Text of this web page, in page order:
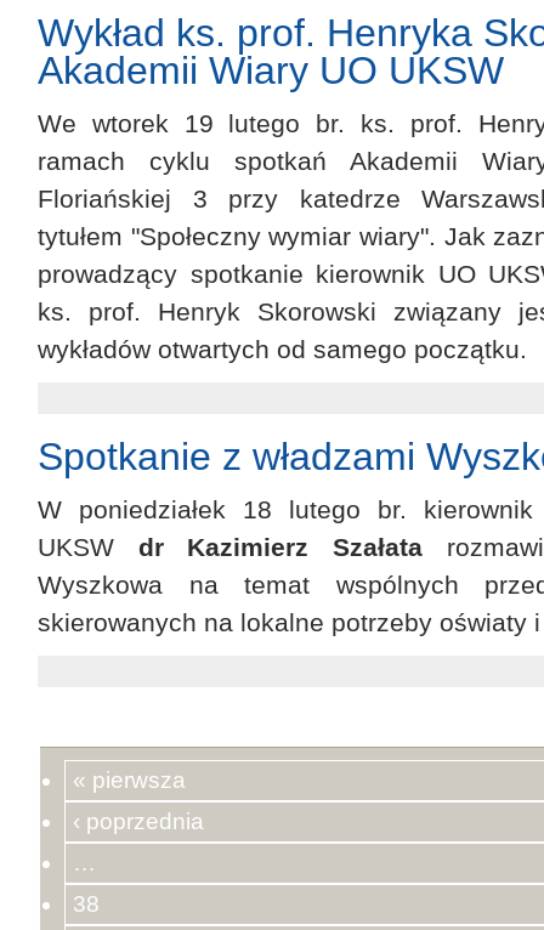
Wykład ks. prof. Henryka
Akademii Wiary UO UKSW
We wtorek 19 lutego br. ks. prof.
ramach cyklu spotkań Akademii
Floriańskiej 3 przy katedrze
tytułem "Społeczny wymiar wiary". Jak
prowadzący spotkanie kierownik UO
ks. prof. Henryk Skorowski związany
wykładów otwartych od samego początku.
Spotkanie z władzami
W poniedziałek 18 lutego br. kierownik
UKSW dr Kazimierz Szałata
Wyszkowa na temat wspólnych
skierowanych na lokalne potrzeby oświaty
« pierwsza
‹ poprzednia
…
38